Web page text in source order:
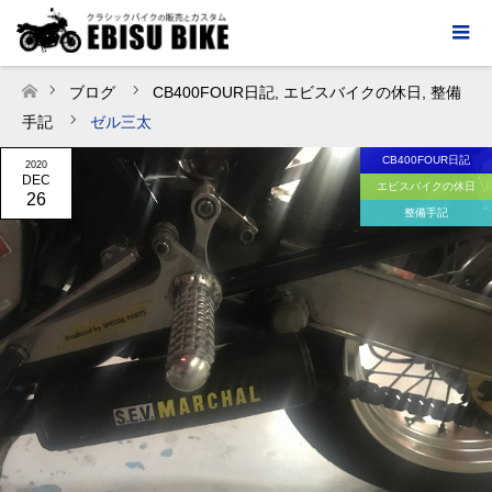
ホーム
ブログ CB400FOUR日記 エビスバイクの休日
整備
手記
ゼル三太
2020
DEC
26
CB400FOUR日記
エビスバイクの休日
整備手記